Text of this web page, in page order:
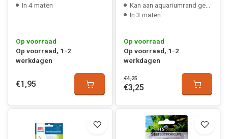
In 4 maten
Op voorraad
Op voorraad, 1-2
werkdagen
€1,95
Kan aan aquariumrand gehangen worden
In 3 maten
Op voorraad
Op voorraad, 1-2
werkdagen
€4,25
€3,25